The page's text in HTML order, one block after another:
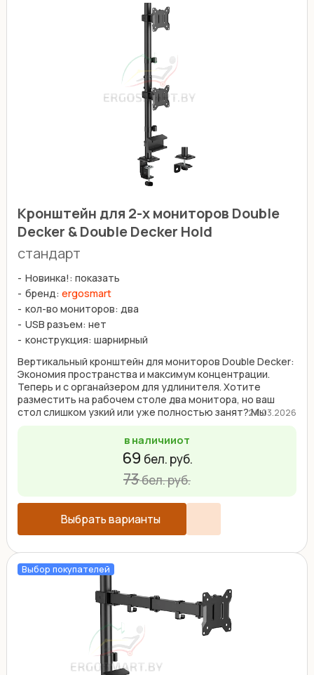
Кронштейн для 2-х мониторов Double
Decker & Double Decker Hold
стандарт
Новинка!: показать
бренд: ergosmart
кол-во мониторов: два
USB разъем: нет
конструкция: шарнирный
Вертикальный кронштейн для мониторов Double Decker:
Экономия пространства и максимум концентрации.
Теперь и с органайзером для удлинителя. Хотите
разместить на рабочем столе два монитора, но ваш
стол слишком узкий или уже полностью занят? Мы24.03.2026
в наличииот
69 бел. руб.
73бел. руб.
Выбрать варианты
Выбор покупателей